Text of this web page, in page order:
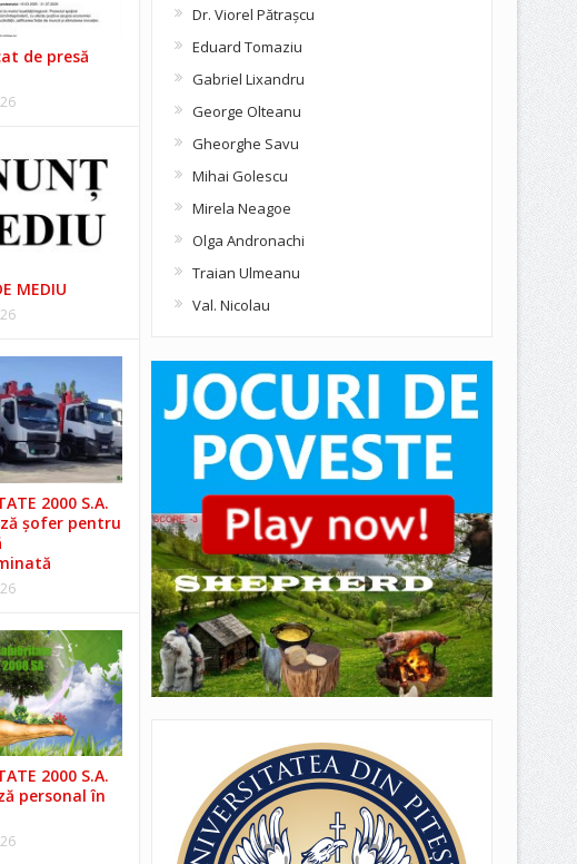
de presă
MEDIU
2000 S.A.
șofer pentru
2000 S.A.
personal în
Dr. Viorel Pătraşcu
Eduard Tomaziu
Gabriel Lixandru
George Olteanu
Gheorghe Savu
Mihai Golescu
Mirela Neagoe
Olga Andronachi
Traian Ulmeanu
Val. Nicolau